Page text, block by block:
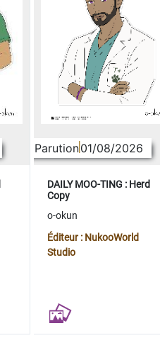
Parution01/08/2026
DAILY MOO-TING : Herd
Copy
o-okun
Éditeur : NukooWorld
Studio